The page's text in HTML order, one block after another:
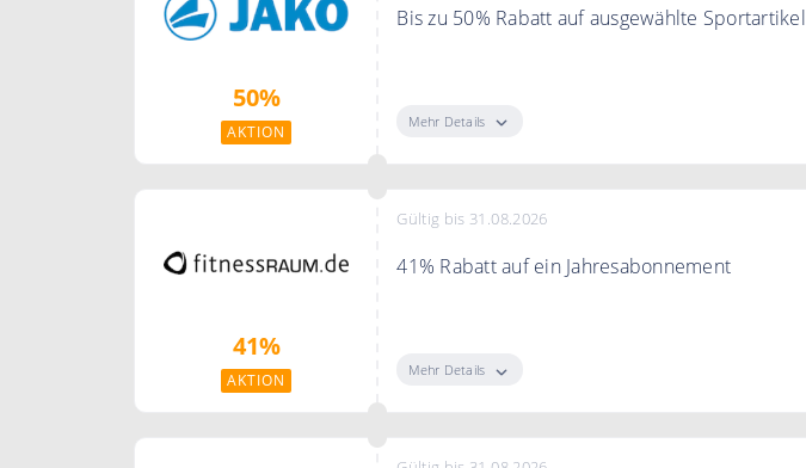
50%
AKTION
Bis zu 50% Rabatt auf ausgewählte Sportartikel
Mehr Details
41%
AKTION
Gültig bis 31.08.2026
41% Rabatt auf ein Jahresabonnement
Mehr Details